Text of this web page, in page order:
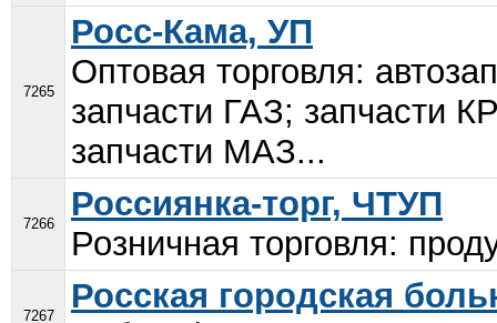
7265
Росс-Кама, УП
Оптовая торговля:
запчасти ГАЗ; запчасти
запчасти МАЗ...
7266
Россиянка-торг, ЧТУП
Розничная торговля:
7267
Росская городская